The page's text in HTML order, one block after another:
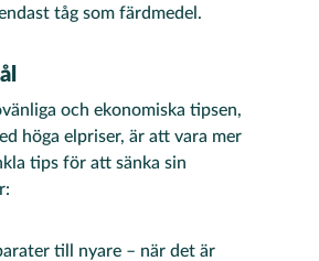
tåg som färdmedel.
och ekonomiska tipsen,
höga elpriser, är att vara mer
tips för att sänka sin
till nyare – när det är